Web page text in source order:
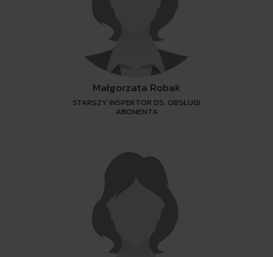
Małgorzata Robak
STARSZY INSPEKTOR DS. OBSŁUGI
ABONENTA